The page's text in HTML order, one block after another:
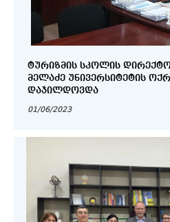
ᲢᲣᲠᲘᲖᲛᲘᲡ ᲡᲙᲝᲚᲘᲡ
ᲛᲔᲚᲐᲫᲔ ᲣᲜᲘᲕᲔᲠᲡᲘᲢᲔᲢᲘᲡ
ᲓᲐᲯᲘᲚᲓᲝᲕᲓᲐ
01/06/2023